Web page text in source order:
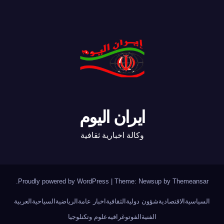
ايران اليوم
وكالة اخبارية ثقافية
Proudly powered by WordPress | Theme: Newsup by Themeansar
السياسية الاقتصاديةشؤون دولية الثقافية اخبار عامة الرياضية السياحية العربية
الفنيةالفوتوغرافيهعلوم وتكنلوجيا